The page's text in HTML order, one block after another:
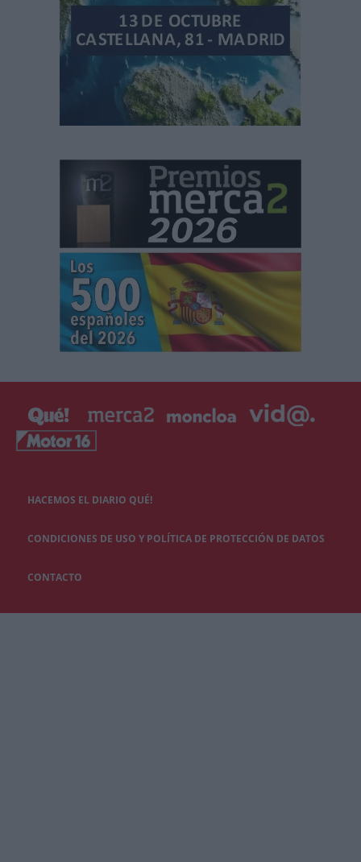
HACEMOS EL DIARIO QUÉ!
CONDICIONES DE USO Y POLÍTICA DE PROTECCIÓN DE DATOS
CONTACTO